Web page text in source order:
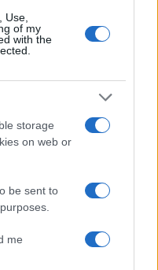
Use,
of my
with the
storage
on web or
be sent to
me
a
značaj
prilagođavanju
Većina Poljaka
trupa na svom
snage,
u Poljsku, nisu dio
Rusije, te da